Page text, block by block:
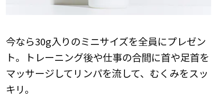
今なら30g入りのミニサイズを全員にプレゼン
ト。トレーニング後や仕事の合間に首や足首を
マッサージしてリンパを流して、むくみをスッ
キリ。